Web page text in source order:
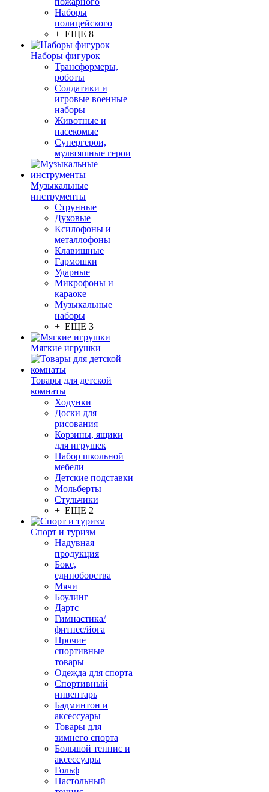
Наборы
полицейского
+ ЕЩЕ 8
Наборы фигурок
Трансформеры,
роботы
Солдатики и
игровые военные
наборы
Животные и
насекомые
Супергерои,
мультяшные герои
Музыкальные
инструменты
Струнные
Духовые
Ксилофоны и
металлофоны
Клавишные
Гармошки
Ударные
Микрофоны и
караоке
Музыкальные
наборы
+ ЕЩЕ 3
Мягкие игрушки
Товары для детской
комнаты
Ходунки
Доски для
рисования
Корзины, ящики
для игрушек
Набор школьной
мебели
Детские подставки
Мольберты
Стульчики
+ ЕЩЕ 2
Спорт и туризм
Надувная
продукция
Бокс,
единоборства
Мячи
Боулинг
Дартс
Гимнастика/
фитнес/йога
Прочие
спортивные
товары
Одежда для спорта
Спортивный
инвентарь
Бадминтон и
аксессуары
Товары для
зимнего спорта
Большой теннис и
аксессуары
Гольф
Настольный